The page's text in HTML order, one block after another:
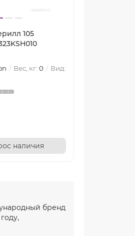
105
Вес, кг: 0
Вид:
наличия
бренд